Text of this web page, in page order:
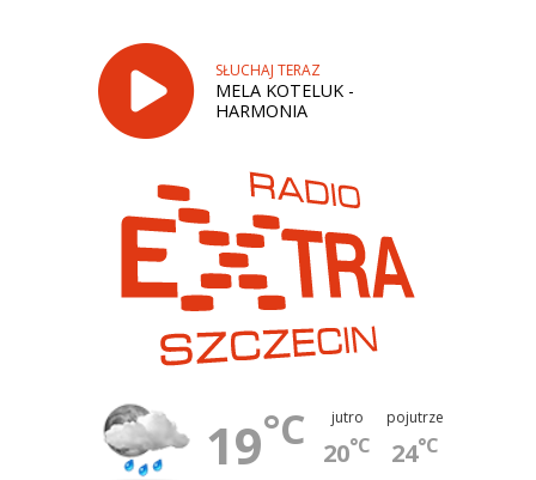
SŁUCHAJ TERAZ
MELA KOTELUK -
HARMONIA
19°C jutro
20°C
pojutrze
24°C